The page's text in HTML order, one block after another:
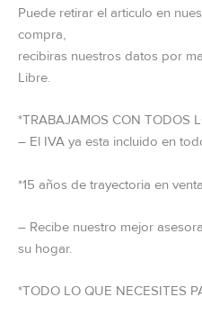
Puede retirar el articulo en
compra,
recibiras nuestros datos por
Libre.
*TRABAJAMOS CON TODOS
– El IVA ya esta incluido en
*15 años de trayectoria en
– Recibe nuestro mejor
su hogar.
*TODO LO QUE NECESITES